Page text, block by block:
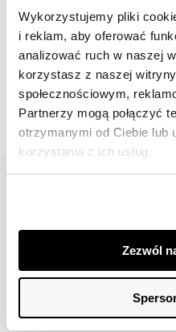
Wykorzystujemy pliki
i reklam, aby oferować
analizować ruch w naszej
korzystasz z naszej
społecznościowym,
Partnerzy mogą połączyć
otrzymanymi od Ciebie lub
korzystania z ich usług.
Zezwól
📸 OZNACZAJ